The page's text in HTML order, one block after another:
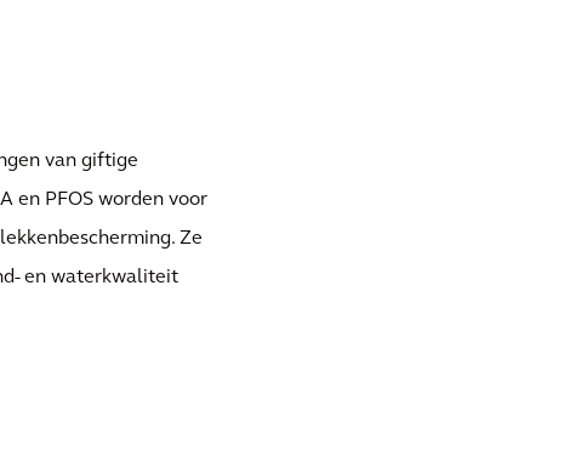
van giftige
en PFOS worden voor
Ze
en waterkwaliteit